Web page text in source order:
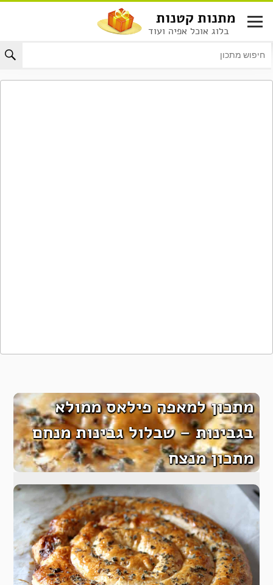
לתוכן
מתנות קטנות
בלוג אוכל אפיה ועוד
מתכון למאפה פילאס ממולא
בגבינות – שבלול גבינות מנחם
מתכון מנצח